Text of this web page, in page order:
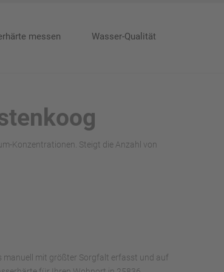
messen Wasser-Qualität
Konzentrationen. Steigt die Anzahl von
manuell mit größter Sorgfalt erfasst und auf